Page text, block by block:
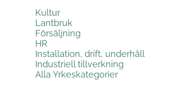
Kultur
Lantbruk
Försäljning
HR
Installation, drift, underhåll
Industriell tillverkning
Alla Yrkeskategorier